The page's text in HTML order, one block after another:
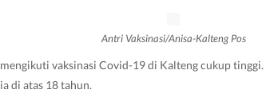
Antri Vaksinasi/Anisa-Kalteng Pos
vaksinasi Covid-19 di Kalteng cukup
di atas 18 tahun.